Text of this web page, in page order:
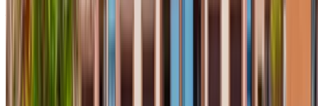
Aéroport international Agadir, Agadir
Aéroport